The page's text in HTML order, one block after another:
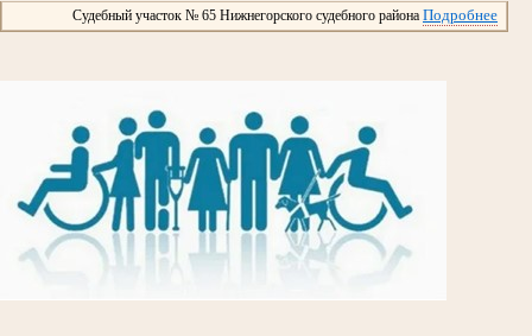
Судебный участок № 65 Нижнегорского судебного района Подробнее